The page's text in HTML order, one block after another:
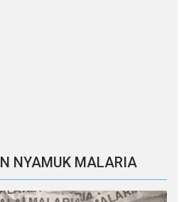
NYAMUK MALARIA